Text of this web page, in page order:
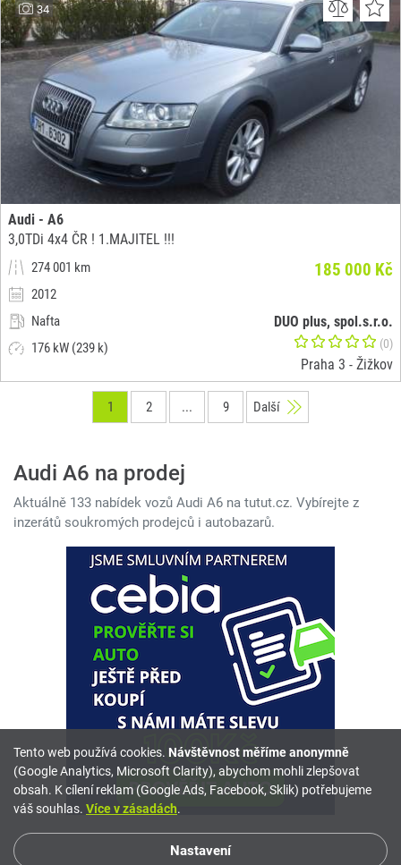
34
Audi - A6
3,0TDi 4x4 ČR ! 1.MAJITEL !!!
274 001 km
2012
Nafta
176 kW (239 k)
185 000 Kč
DUO plus, spol.s.r.o.
(0)
Praha 3 - Žižkov
1 2 ... 9 Další
Audi A6 na prodej
Aktuálně 133 nabídek vozů Audi A6 na tutut.cz. Vybírejte z
inzerátů soukromých prodejců i autobazarů.
Tento web používá cookies. Návštěvnost měříme anonymně
(Google Analytics, Microsoft Clarity), abychom mohli zlepšovat
obsah. K cílení reklam (Google Ads, Facebook, Sklik) potřebujeme
váš souhlas. Více v zásadách.
Nastavení